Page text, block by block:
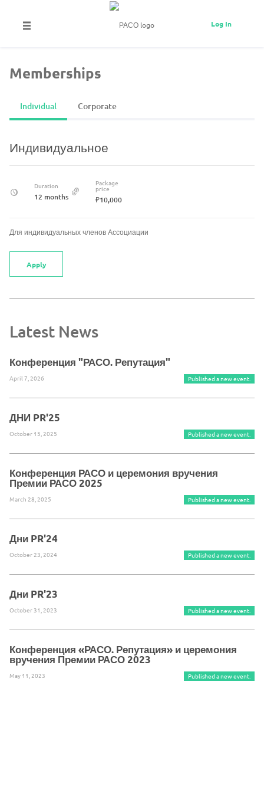
Log In
Memberships
Individual Corporate
Индивидуальное
Duration
12 months
Package
price
₽10,000
Для индивидуальных членов Ассоциации
Apply
Latest News
Конференция "РАСО. Репутация"
April 7, 2026 Published a new event.
ДНИ PR'25
October 15, 2025 Published a new event.
Конференция РАСО и церемония вручения
Премии РАСО 2025
March 28, 2025 Published a new event.
Дни PR'24
October 23, 2024 Published a new event.
Дни PR'23
October 31, 2023 Published a new event.
Конференция «РАСО. Репутация» и церемония
вручения Премии РАСО 2023
May 11, 2023 Published a new event.